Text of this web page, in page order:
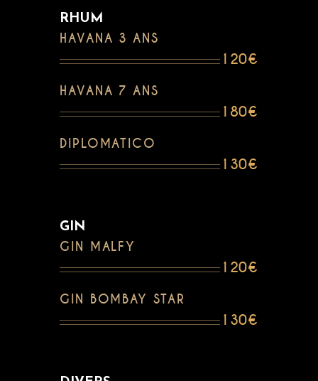
RHUM
HAVANA 3 ANS
120€
HAVANA 7 ANS
180€
DIPLOMATICO
130€
GIN
GIN MALFY
120€
GIN BOMBAY STAR
130€